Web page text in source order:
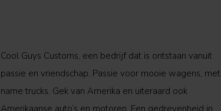
Cool Guys Customs, een bedrijf dat is ontstaan vanuit
passie en vriendschap. Passie voor mooie wagens, met
name trucks. Gek van Amerika en uiteraard ook
Amerikaanse auto’s en motoren. Een gedrevenheid in